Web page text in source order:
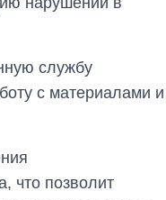
службу
с материалами и
что позволит